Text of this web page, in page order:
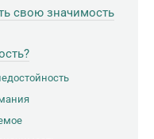
свою значимость